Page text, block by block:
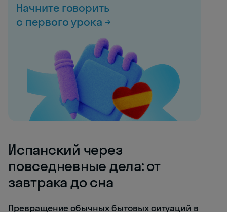
Начните говорить
с первого урока →
Испанский через
повседневные дела: от
завтрака до сна
Превращение обычных бытовых ситуаций в